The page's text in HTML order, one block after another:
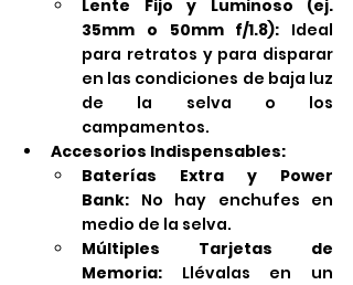
Lente Fijo y Luminoso (ej.
35mm o 50mm f/1.8): Ideal
para retratos y para disparar
en las condiciones de baja luz
de la selva o los
campamentos.
Accesorios Indispensables:
Baterías Extra y Power
Bank: No hay enchufes en
medio de la selva.
Múltiples Tarjetas de
Memoria: Llévalas en un